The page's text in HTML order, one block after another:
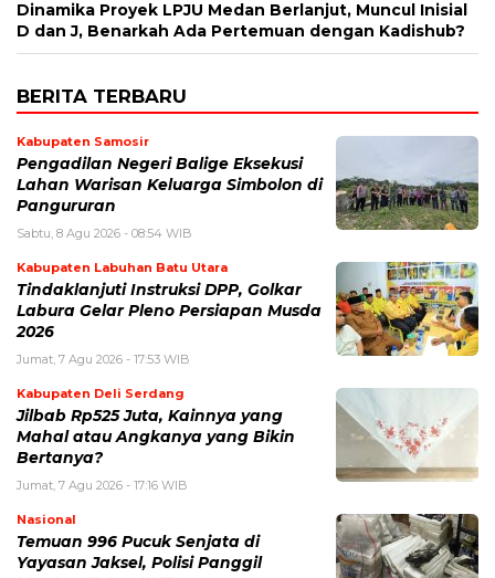
Dinamika Proyek LPJU Medan Berlanjut, Muncul Inisial
D dan J, Benarkah Ada Pertemuan dengan Kadishub?
BERITA TERBARU
Kabupaten Samosir
Pengadilan Negeri Balige Eksekusi
Lahan Warisan Keluarga Simbolon di
Pangururan
Sabtu, 8 Agu 2026 - 08:54 WIB
Kabupaten Labuhan Batu Utara
Tindaklanjuti Instruksi DPP, Golkar
Labura Gelar Pleno Persiapan Musda
2026
Jumat, 7 Agu 2026 - 17:53 WIB
Kabupaten Deli Serdang
Jilbab Rp525 Juta, Kainnya yang
Mahal atau Angkanya yang Bikin
Bertanya?
Jumat, 7 Agu 2026 - 17:16 WIB
Nasional
Temuan 996 Pucuk Senjata di
Yayasan Jaksel, Polisi Panggil